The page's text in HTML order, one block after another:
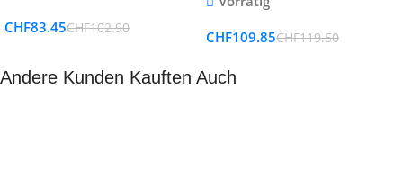
Taschenlampe und Powerbank
CHF83.45CHF102.90
CHF109.85CHF119.50
Andere Kunden Kauften Auch